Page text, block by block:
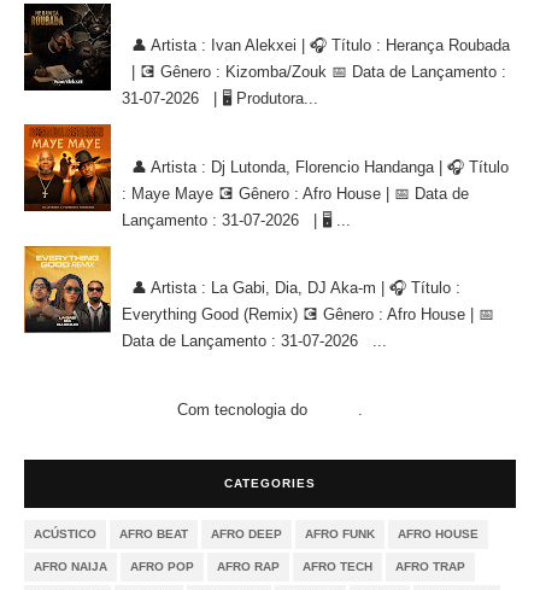
👤 Artista : Ivan Alekxei | 🎧 Título : Herança Roubada
| 💽 Gênero : Kizomba/Zouk 📅 Data de Lançamento :
31-07-2026 | 🖥 Produtora...
👤 Artista : Dj Lutonda, Florencio Handanga | 🎧 Título
: Maye Maye 💽 Gênero : Afro House | 📅 Data de
Lançamento : 31-07-2026 | 🖥 ...
👤 Artista : La Gabi, Dia, DJ Aka-m | 🎧 Título :
Everything Good (Remix) 💽 Gênero : Afro House | 📅
Data de Lançamento : 31-07-2026 ...
Com tecnologia do .
CATEGORIES
ACÚSTICO AFRO BEAT AFRO DEEP AFRO FUNK AFRO HOUSE
AFRO NAIJA AFRO POP AFRO RAP AFRO TECH AFRO TRAP